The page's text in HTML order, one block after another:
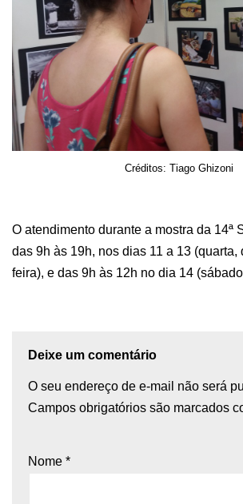
Créditos: Tiago Ghizoni
O atendimento durante a mostra da 14ª
das 9h às 19h, nos dias 11 a 13 (quarta,
feira), e das 9h às 12h no dia 14
Deixe um comentário
O seu endereço de e-mail não será
Campos obrigatórios são marcados
Nome *